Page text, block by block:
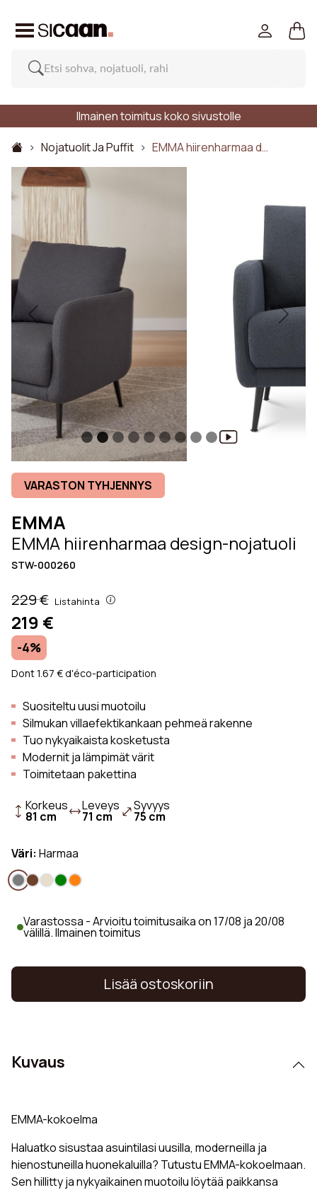
Ilmainen toimitus koko sivustolle
Nojatuolit Ja Puffit
EMMA hiirenharmaa d…
Previous Next
VARASTON TYHJENNYS
EMMA
EMMA hiirenharmaa design-nojatuoli
STW-000260
229 € Listahinta
219 €
-4%
Dont 1.67 € d'éco-participation
Suositeltu uusi muotoilu
Silmukan villaefektikankaan pehmeä rakenne
Tuo nykyaikaista kosketusta
Modernit ja lämpimät värit
Toimitetaan pakettina
Korkeus
81 cm
Leveys
71 cm
Syvyys
75 cm
Väri: Harmaa
Varastossa - Arvioitu toimitusaika on 17/08 ja 20/08
välillä. Ilmainen toimitus
Lisää ostoskoriin
Kuvaus
EMMA-kokoelma
Haluatko sisustaa asuintilasi uusilla, moderneilla ja
hienostuneilla huonekaluilla? Tutustu EMMA-kokoelmaan.
Sen hillitty ja nykyaikainen muotoilu löytää paikkansa